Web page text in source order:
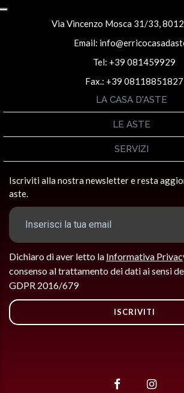
Via Vincenzo Mosca 31/33,
Email:
Tel: +39 081459929
Fax.: +39 08118851827
LA CASA D'ASTE
LE ASTE
SERVIZI
Iscriviti alla nostra newsletter e resta
aste.
Dichiaro di aver letto la Informativa
consenso al trattamento dei dati ai sensi
GDPR 2016/679
ISCRIVITI